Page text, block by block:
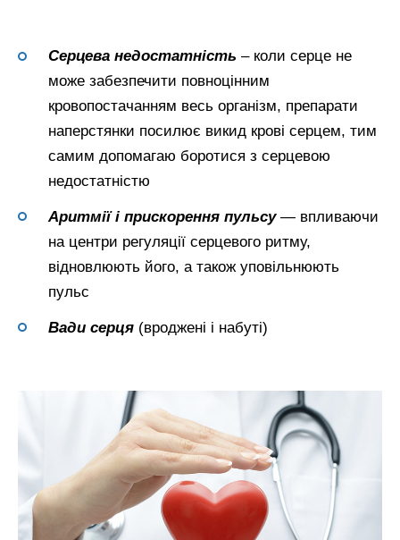
Серцева недостатність – коли серце не
може забезпечити повноцінним
кровопостачанням весь організм, препарати
наперстянки посилює викид крові серцем, тим
самим допомагаю боротися з серцевою
недостатністю
Аритмії і прискорення пульсу — впливаючи
на центри регуляції серцевого ритму,
відновлюють його, а також уповільнюють
пульс
Вади серця (вроджені і набуті)